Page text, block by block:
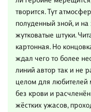
творится. Тут
полуденный зной, и
жутковатые штуки.
картонная. Но
ждал чего то более
линий автор так и не
целом для любителей
без крови и
жёстких ужасов,